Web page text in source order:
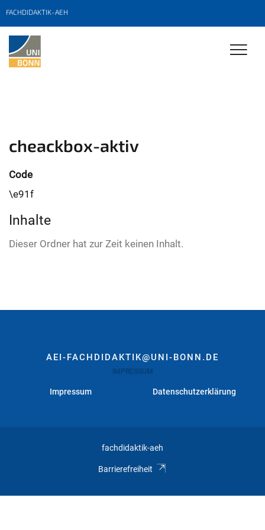
FACHDIDAKTIK-AEH
cheackbox-aktiv
Code
\e91f
Inhalte
Dieser Ordner hat zur Zeit keinen Inhalt.
AEI-FACHDIDAKTIK@UNI-BONN.DE
IMPRESSUM
Impressum Datenschutzerklärung
fachdidaktik-aeh
Barrierefreiheit